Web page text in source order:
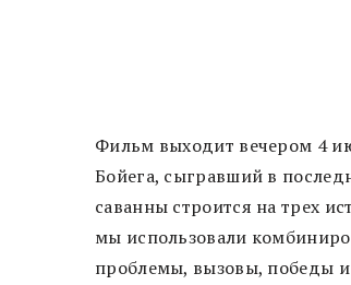
Фильм выходит вечером 4
Бойега, сыгравший в
саванны строится на трех
мы использовали
проблемы, вызовы, победы